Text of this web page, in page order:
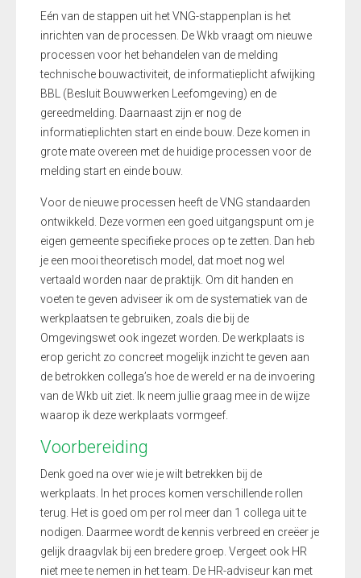
Eén van de stappen uit het VNG-stappenplan is het
inrichten van de processen. De Wkb vraagt om nieuwe
processen voor het behandelen van de melding
technische bouwactiviteit, de informatieplicht afwijking
BBL (Besluit Bouwwerken Leefomgeving) en de
gereedmelding. Daarnaast zijn er nog de
informatieplichten start en einde bouw. Deze komen in
grote mate overeen met de huidige processen voor de
melding start en einde bouw.
Voor de nieuwe processen heeft de VNG standaarden
ontwikkeld. Deze vormen een goed uitgangspunt om je
eigen gemeente specifieke proces op te zetten. Dan heb
je een mooi theoretisch model, dat moet nog wel
vertaald worden naar de praktijk. Om dit handen en
voeten te geven adviseer ik om de systematiek van de
werkplaatsen te gebruiken, zoals die bij de
Omgevingswet ook ingezet worden. De werkplaats is
erop gericht zo concreet mogelijk inzicht te geven aan
de betrokken collega’s hoe de wereld er na de invoering
van de Wkb uit ziet. Ik neem jullie graag mee in de wijze
waarop ik deze werkplaats vormgeef.
Voorbereiding
Denk goed na over wie je wilt betrekken bij de
werkplaats. In het proces komen verschillende rollen
terug. Het is goed om per rol meer dan 1 collega uit te
nodigen. Daarmee wordt de kennis verbreed en creëer je
gelijk draagvlak bij een bredere groep. Vergeet ook HR
niet mee te nemen in het team. De HR-adviseur kan met